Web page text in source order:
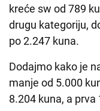
kreće sw od 789
drugu kategoriju,
po 2.247 kuna.
Dodajmo kako je
manje od 5.000
8.204 kuna, a prva